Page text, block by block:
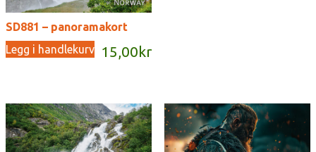
SD881 – panoramakort
15,00 kr
Legg i handlekurv